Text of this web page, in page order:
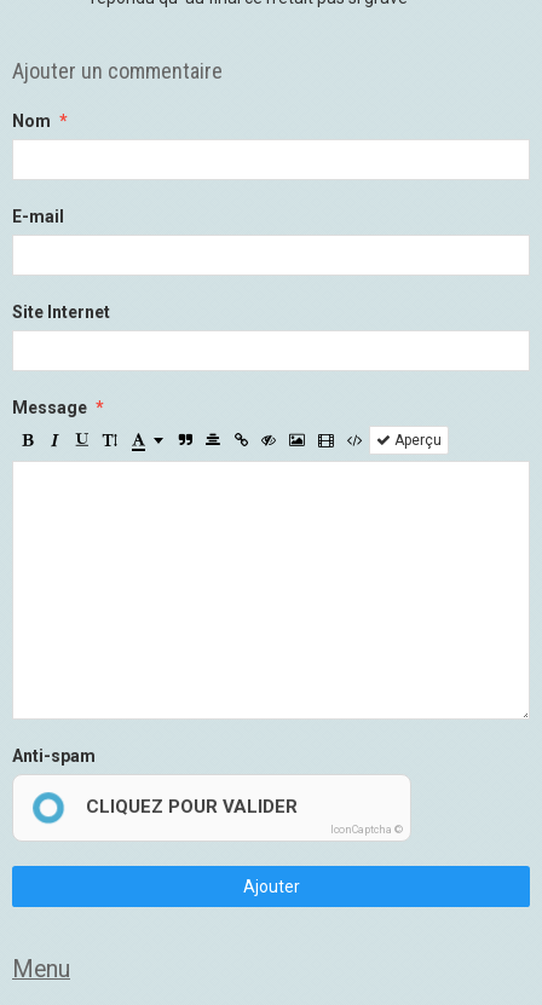
Ajouter un commentaire
Nom
E-mail
Site Internet
Message
Aperçu
Anti-spam
CLIQUEZ POUR VALIDER
IconCaptcha ©
Ajouter
Menu